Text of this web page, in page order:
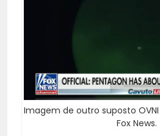
Imagem de outro suposto
Fox News.